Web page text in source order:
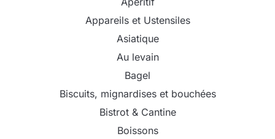
Appareils et Ustensiles
Asiatique
Au levain
Bagel
Biscuits, mignardises et bouchées
Bistrot & Cantine
Boissons